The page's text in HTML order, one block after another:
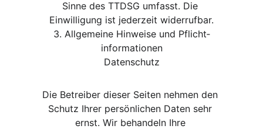
Sinne des TTDSG umfasst. Die
Einwilligung ist jederzeit widerrufbar.
3. Allgemeine Hinweise und Pflicht­
informationen
Datenschutz
Die Betreiber dieser Seiten nehmen den
Schutz Ihrer persönlichen Daten sehr
ernst. Wir behandeln Ihre